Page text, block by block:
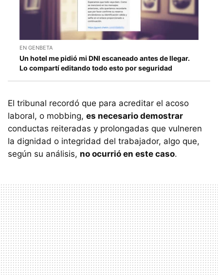
EN GENBETA
Un hotel me pidió mi DNI escaneado antes de llegar.
Lo compartí editando todo esto por seguridad
El tribunal recordó que para acreditar el acoso
laboral, o mobbing, es necesario demostrar
conductas reiteradas y prolongadas que vulneren
la dignidad o integridad del trabajador, algo que,
según su análisis, no ocurrió en este caso.